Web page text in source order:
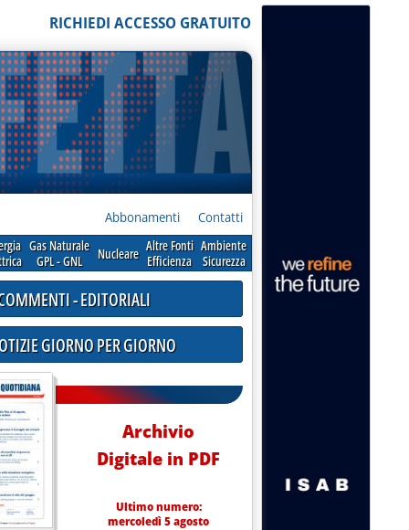
RICHIEDI ACCESSO GRATUITO
Abbonamenti Contatti
Gas Naturale
GPL - GNL
Nucleare Altre Fonti
Efficienza
Ambiente
Sicurezza
- EDITORIALI
GIORNO PER GIORNO
Archivio
Digitale in PDF
Ultimo numero:
mercoledì 5 agosto